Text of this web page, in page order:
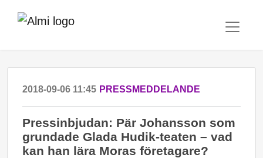
2018-09-06 11:45 PRESSMEDDELANDE
Pressinbjudan: Pär Johansson som
grundade Glada Hudik-teaten – vad
kan han lära Moras företagare?